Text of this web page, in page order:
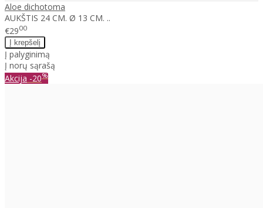
Aloe dichotoma
AUKŠTIS 24 CM. Ø 13 CM. ..
€2900
Į palyginimą
Į norų sąrašą
Akcija -20%